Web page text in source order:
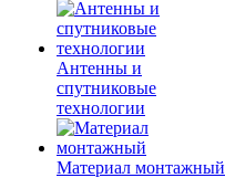
Антенны и
спутниковые
технологии
Материал монтажный